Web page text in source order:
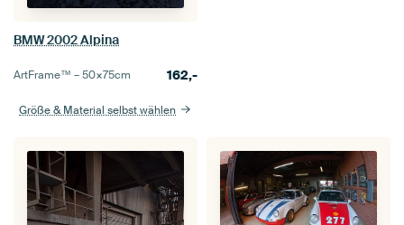
BMW 2002 Alpina
ArtFrame™ –50×75cm 162,-
Größe & Material selbst wählen